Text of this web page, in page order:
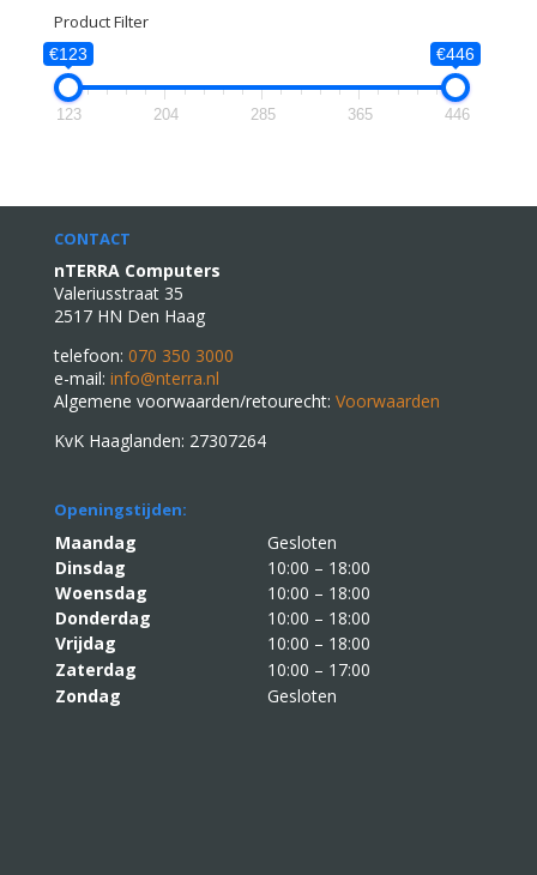
Product Filter
€123 €446
123 204 285 365 446
CONTACT
nTERRA Computers
Valeriusstraat 35
2517 HN Den Haag
telefoon: 070 350 3000
e-mail: info@nterra.nl
Algemene voorwaarden/retourecht: Voorwaarden
KvK Haaglanden: 27307264
Openingstijden:
Maandag
Gesloten
Dinsdag
10:00 – 18:00
Woensdag
10:00 – 18:00
Donderdag
10:00 – 18:00
Vrijdag
10:00 – 18:00
Zaterdag
10:00 – 17:00
Zondag
Gesloten